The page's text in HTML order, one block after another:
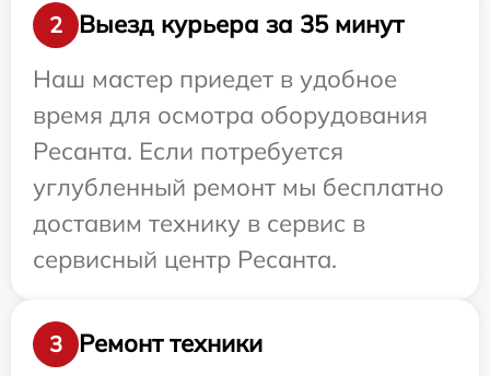
2
Выезд курьера за 35 минут
Наш мастер приедет в удобное
время для осмотра оборудования
Ресанта. Если потребуется
углубленный ремонт мы бесплатно
доставим технику в сервис в
сервисный центр Ресанта.
3
Ремонт техники